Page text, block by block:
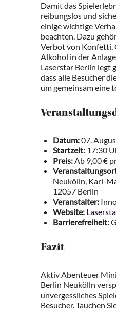
Damit das
reibungslos und
einige wichtige
beachten. Dazu
Verbot von Konfetti,
Alkohol in der
Laserstar Berlin legt
dass alle Besucher
um gemeinsam eine
Datum:07.
Startzeit: 17:30
Preis:Ab 9,00 €
Neukölln, Karl-
12057 Berlin
Veranstalter:
Website:
Barrierefreiheit:
Fazit
Aktiv Abenteuer
Berlin Neukölln
unvergessliches
Besucher. Tauchen